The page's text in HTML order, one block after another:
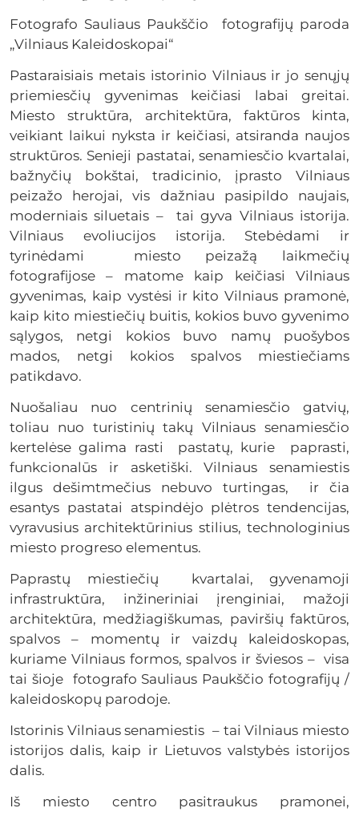
Fotografo Sauliaus Paukščio fotografijų paroda
„Vilniaus Kaleidoskopai“
Pastaraisiais metais istorinio Vilniaus ir jo senųjų
priemiesčių gyvenimas keičiasi labai greitai.
Miesto struktūra, architektūra, faktūros kinta,
veikiant laikui nyksta ir keičiasi, atsiranda naujos
struktūros. Senieji pastatai, senamiesčio kvartalai,
bažnyčių bokštai, tradicinio, įprasto Vilniaus
peizažo herojai, vis dažniau pasipildo naujais,
moderniais siluetais – tai gyva Vilniaus istorija.
Vilniaus evoliucijos istorija. Stebėdami ir
tyrinėdami miesto peizažą laikmečių
fotografijose – matome kaip keičiasi Vilniaus
gyvenimas, kaip vystėsi ir kito Vilniaus pramonė,
kaip kito miestiečių buitis, kokios buvo gyvenimo
sąlygos, netgi kokios buvo namų puošybos
mados, netgi kokios spalvos miestiečiams
patikdavo.
Nuošaliau nuo centrinių senamiesčio gatvių,
toliau nuo turistinių takų Vilniaus senamiesčio
kertelėse galima rasti pastatų, kurie paprasti,
funkcionalūs ir asketiški. Vilniaus senamiestis
ilgus dešimtmečius nebuvo turtingas, ir čia
esantys pastatai atspindėjo plėtros tendencijas,
vyravusius architektūrinius stilius, technologinius
miesto progreso elementus.
Paprastų miestiečių kvartalai, gyvenamoji
infrastruktūra, inžineriniai įrenginiai, mažoji
architektūra, medžiagiškumas, paviršių faktūros,
spalvos – momentų ir vaizdų kaleidoskopas,
kuriame Vilniaus formos, spalvos ir šviesos – visa
tai šioje fotografo Sauliaus Paukščio fotografijų /
kaleidoskopų parodoje.
Istorinis Vilniaus senamiestis – tai Vilniaus miesto
istorijos dalis, kaip ir Lietuvos valstybės istorijos
dalis.
Iš miesto centro pasitraukus pramonei,